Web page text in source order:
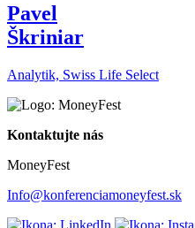
Pavel
Škriniar
Analytik, Swiss Life Select
Kontaktujte nás
MoneyFest
Info@konferenciamoneyfest.sk